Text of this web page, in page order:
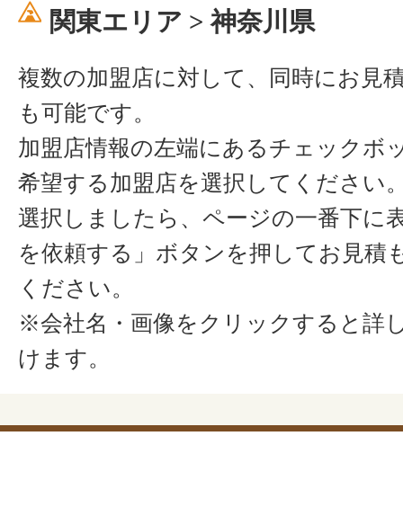
関東エリア > 神奈川県
複数の加盟店に対して、同時にお見
も可能です。
加盟店情報の左端にあるチェックボ
希望する加盟店を選択してください
選択しましたら、ページの一番下に
を依頼する」ボタンを押してお見積
ください。
※会社名・画像をクリックすると詳
けます。